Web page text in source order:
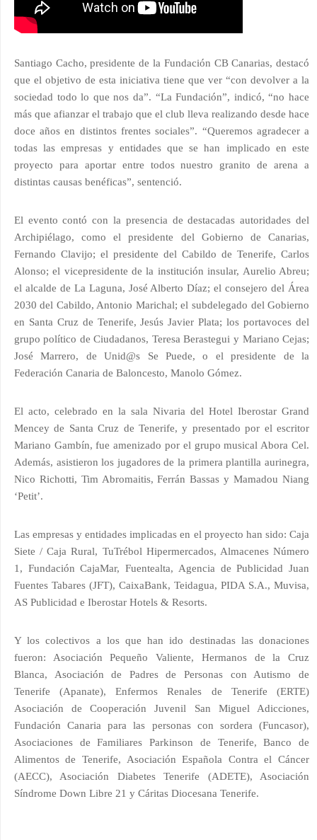
Santiago Cacho, presidente de la Fundación CB Canarias, destacó
que el objetivo de esta iniciativa tiene que ver “con devolver a la
sociedad todo lo que nos da”. “La Fundación”, indicó, “no hace
más que afianzar el trabajo que el club lleva realizando desde hace
doce años en distintos frentes sociales”. “Queremos agradecer a
todas las empresas y entidades que se han implicado en este
proyecto para aportar entre todos nuestro granito de arena a
distintas causas benéficas”, sentenció.
El evento contó con la presencia de destacadas autoridades del
Archipiélago, como el presidente del Gobierno de Canarias,
Fernando Clavijo; el presidente del Cabildo de Tenerife, Carlos
Alonso; el vicepresidente de la institución insular, Aurelio Abreu;
el alcalde de La Laguna, José Alberto Díaz; el consejero del Área
2030 del Cabildo, Antonio Marichal; el subdelegado del Gobierno
en Santa Cruz de Tenerife, Jesús Javier Plata; los portavoces del
grupo político de Ciudadanos, Teresa Berastegui y Mariano Cejas;
José Marrero, de Unid@s Se Puede, o el presidente de la
Federación Canaria de Baloncesto, Manolo Gómez.
El acto, celebrado en la sala Nivaria del Hotel Iberostar Grand
Mencey de Santa Cruz de Tenerife, y presentado por el escritor
Mariano Gambín, fue amenizado por el grupo musical Abora Cel.
Además, asistieron los jugadores de la primera plantilla aurinegra,
Nico Richotti, Tim Abromaitis, Ferrán Bassas y Mamadou Niang
‘Petit’.
Las empresas y entidades implicadas en el proyecto han sido: Caja
Siete / Caja Rural, TuTrébol Hipermercados, Almacenes Número
1, Fundación CajaMar, Fuentealta, Agencia de Publicidad Juan
Fuentes Tabares (JFT), CaixaBank, Teidagua, PIDA S.A., Muvisa,
AS Publicidad e Iberostar Hotels & Resorts.
Y los colectivos a los que han ido destinadas las donaciones
fueron: Asociación Pequeño Valiente, Hermanos de la Cruz
Blanca, Asociación de Padres de Personas con Autismo de
Tenerife (Apanate), Enfermos Renales de Tenerife (ERTE)
Asociación de Cooperación Juvenil San Miguel Adicciones,
Fundación Canaria para las personas con sordera (Funcasor),
Asociaciones de Familiares Parkinson de Tenerife, Banco de
Alimentos de Tenerife, Asociación Española Contra el Cáncer
(AECC), Asociación Diabetes Tenerife (ADETE), Asociación
Síndrome Down Libre 21 y Cáritas Diocesana Tenerife.